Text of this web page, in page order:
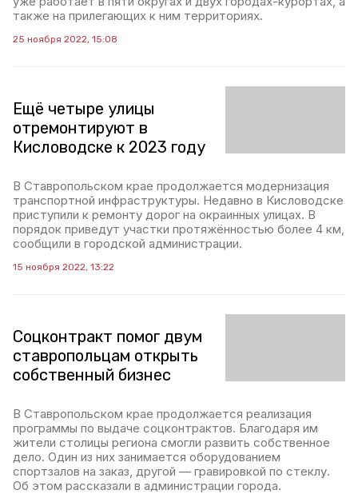
также на прилегающих к ним территориях.
25 ноября 2022, 15:08
Ещё четыре улицы
отремонтируют в
Кисловодске к 2023 году
В Ставропольском крае продолжается модернизация
транспортной инфраструктуры. Недавно в Кисловодске
приступили к ремонту дорог на окраинных улицах. В
порядок приведут участки протяжённостью более 4 км,
сообщили в городской администрации.
15 ноября 2022, 13:22
Соцконтракт помог двум
ставропольцам открыть
собственный бизнес
В Ставропольском крае продолжается реализация
программы по выдаче соцконтрактов. Благодаря им
жители столицы региона смогли развить собственное
дело. Один из них занимается оборудованием
спортзалов на заказ, другой — гравировкой по стеклу.
Об этом рассказали в администрации города.